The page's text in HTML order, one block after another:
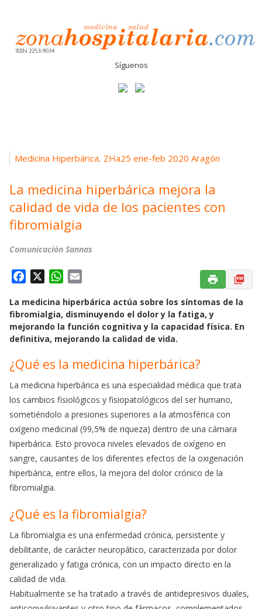
Síguenos
Medicina Hiperbárica, ZHa25 ene-feb 2020 Aragón
La medicina hiperbárica mejora la
calidad de vida de los pacientes con
fibromialgia
Comunicación Sannas
c
e
b
o
W
a
t
s
A
p
a
i
l
La medicina hiperbárica actúa sobre los síntomas de la
fibromialgia, disminuyendo el dolor y la fatiga, y
mejorando la función cognitiva y la capacidad física. En
definitiva, mejorando la calidad de vida.
¿Qué es la medicina hiperbárica?
La medicina hiperbárica es una especialidad médica que trata
los cambios fisiológicos y fisiopatológicos del ser humano,
sometiéndolo a presiones superiores a la atmosférica con
oxígeno medicinal (99,5% de riqueza) dentro de una cámara
hiperbárica. Esto provoca niveles elevados de oxígeno en
sangre, causantes de los diferentes efectos de la oxigenación
hiperbárica, entre ellos, la mejora del dolor crónico de la
fibromialgia.
¿Qué es la fibromialgia?
La fibromialgia es una enfermedad crónica, persistente y
debilitante, de carácter neuropático, caracterizada por dolor
generalizado y fatiga crónica, con un impacto directo en la
calidad de vida.
Habitualmente se ha tratado a través de antidepresivos duales,